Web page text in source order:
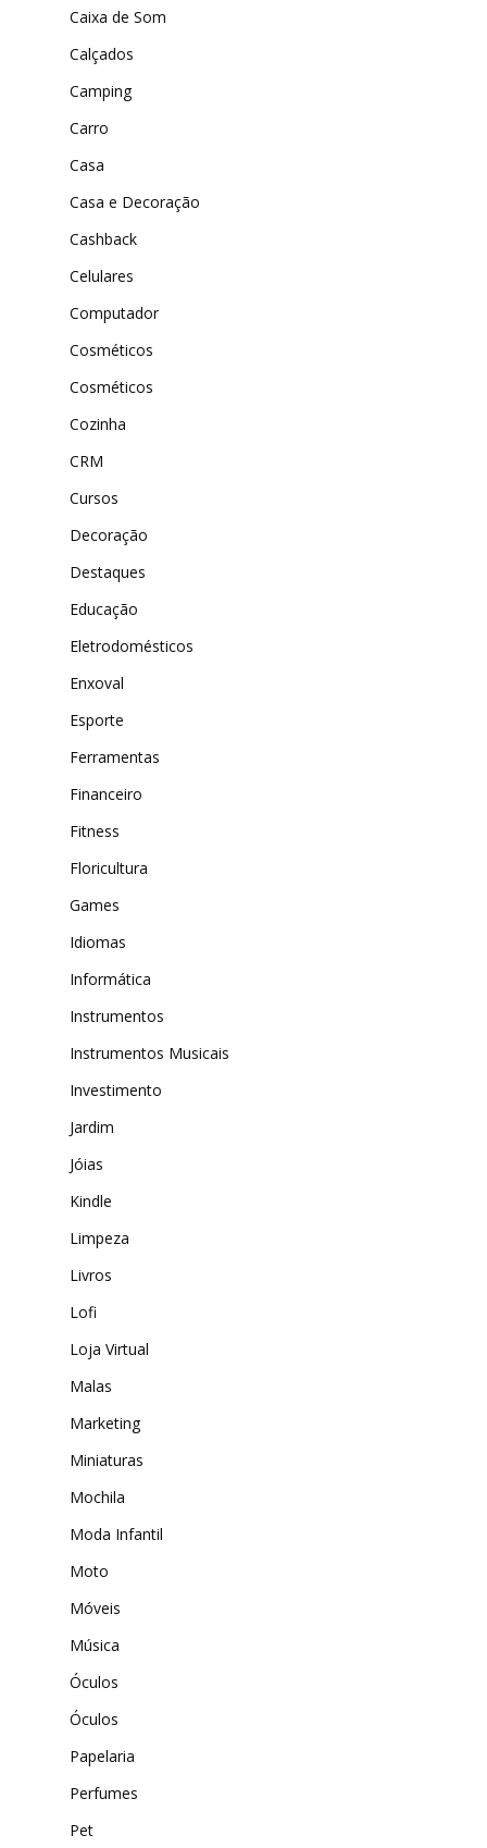
Caixa de Som
Calçados
Camping
Carro
Casa
Casa e Decoração
Cashback
Celulares
Computador
Cosméticos
Cosméticos
Cozinha
CRM
Cursos
Decoração
Destaques
Educação
Eletrodomésticos
Enxoval
Esporte
Ferramentas
Financeiro
Fitness
Floricultura
Games
Idiomas
Informática
Instrumentos
Instrumentos Musicais
Investimento
Jardim
Jóias
Kindle
Limpeza
Livros
Lofi
Loja Virtual
Malas
Marketing
Miniaturas
Mochila
Moda Infantil
Moto
Móveis
Música
Óculos
Óculos
Papelaria
Perfumes
Pet